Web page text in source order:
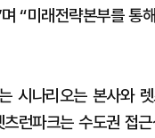
“미래전략본부를 통
시나리오는 본사와
런파크는 수도권 접